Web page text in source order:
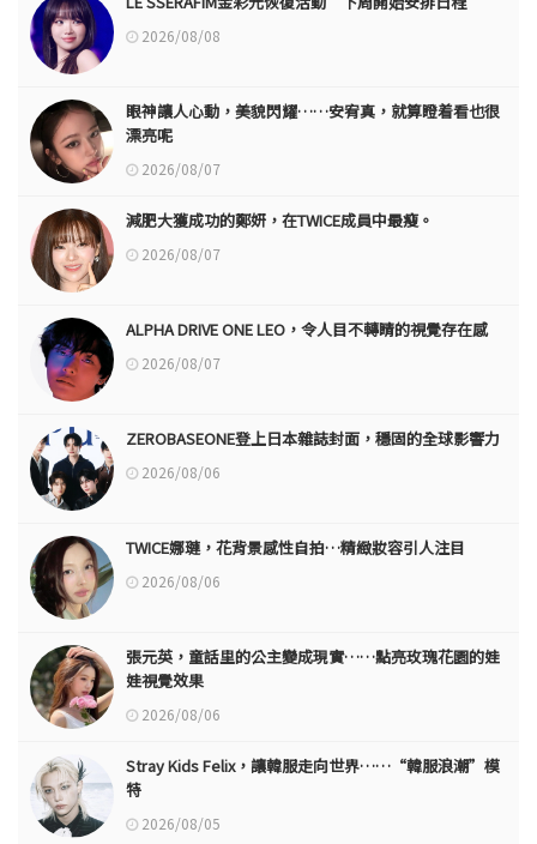
2026/08/08
眼神讓人心動，美貌閃耀……安宥真，就算瞪着看也很
漂亮呢
2026/08/07
減肥大獲成功的鄭妍，在TWICE成員中最瘦。
2026/08/07
ALPHA DRIVE ONE LEO，令人目不轉睛的視覺存在感
2026/08/07
ZEROBASEONE登上日本雜誌封面，穩固的全球影響力
2026/08/06
TWICE娜璉，花背景感性自拍…精緻妝容引人注目
2026/08/06
張元英，童話里的公主變成現實……點亮玫瑰花園的娃
娃視覺效果
2026/08/06
Stray Kids Felix，讓韓服走向世界……“韓服浪潮”模
特
2026/08/05